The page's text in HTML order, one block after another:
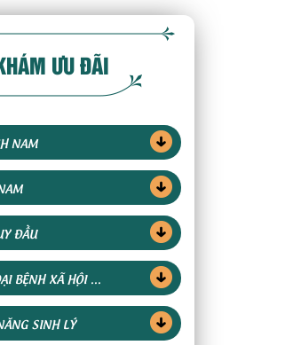
ƯU ĐÃI
NAM
ĐẦU
BỆNH XÃ HỘI ...
SINH LÝ